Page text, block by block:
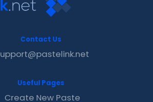
Contact Us
Useful Pages
Create New Paste